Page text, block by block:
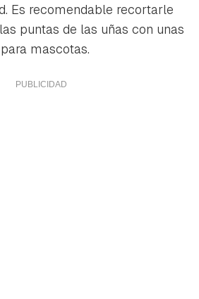
Es recomendable recortarle
puntas de las uñas con unas
mascotas.